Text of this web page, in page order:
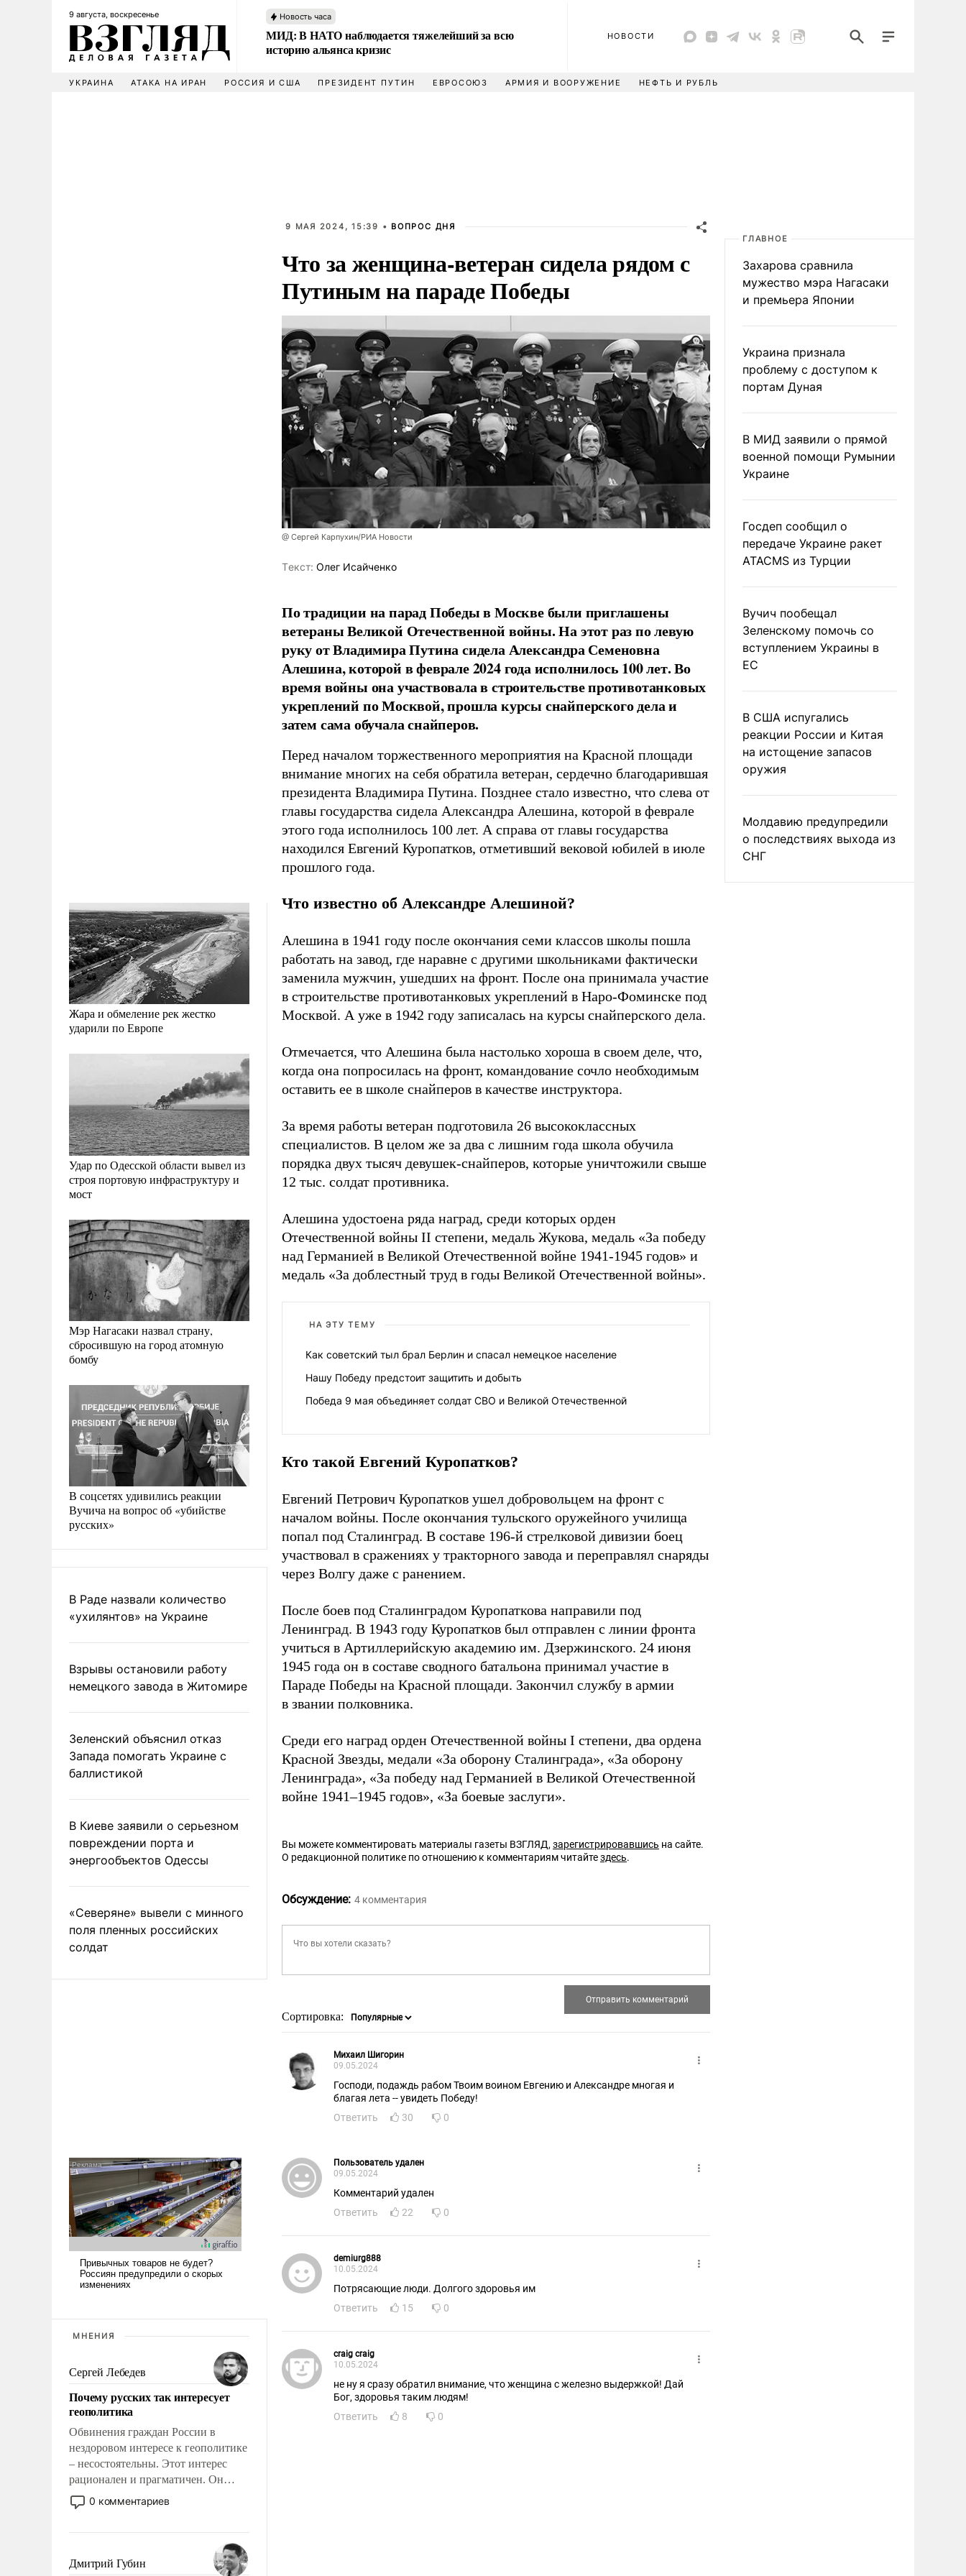
9 августа, воскресенье Новость часа
МИД: В НАТО наблюдается тяжелейший за всю
историю альянса кризис
НОВОСТИ
УКРАИНА АТАКА НА ИРАН РОССИЯ И США ПРЕЗИДЕНТ ПУТИН ЕВРОСОЮЗ АРМИЯ И ВООРУЖЕНИЕ НЕФТЬ И РУБЛЬ
Жара и обмеление рек жестко
ударили по Европе
Удар по Одесской области вывел из
строя портовую инфраструктуру и
мост
Мэр Нагасаки назвал страну,
сбросившую на город атомную
бомбу
В соцсетях удивились реакции
Вучича на вопрос об «убийстве
русских»
В Раде назвали количество
«ухилянтов» на Украине
Взрывы остановили работу
немецкого завода в Житомире
Зеленский объяснил отказ
Запада помогать Украине с
баллистикой
В Киеве заявили о серьезном
повреждении порта и
энергообъектов Одессы
«Северяне» вывели с минного
поля пленных российских
солдат
МНЕНИЯ
Сергей Лебедев
Почему русских так интересует
геополитика
Обвинения граждан России в
нездоровом интересе к геополитике
– несостоятельны. Этот интерес
рационален и прагматичен. Он
обусловлен тысячелетним опытом
выживания в крайне непростых
знанием, что мировая политика
имеет свойство заявляться на порог
0 комментариев
Дмитрий Губин
9 МАЯ 2024, 15:39 • ВОПРОС ДНЯ
Что за женщина-ветеран сидела рядом с
Путиным на параде Победы
@ Сергей Карпухин/РИА Новости
Tекст: Олег Исайченко
По традиции на парад Победы в Москве были приглашены
ветераны Великой Отечественной войны. На этот раз по левую
руку от Владимира Путина сидела Александра Семеновна
Алешина, которой в феврале 2024 года исполнилось 100 лет. Во
время войны она участвовала в строительстве противотанковых
укреплений по Москвой, прошла курсы снайперского дела и
затем сама обучала снайперов.
Перед началом торжественного мероприятия на Красной площади
внимание многих на себя обратила ветеран, сердечно благодарившая
президента Владимира Путина. Позднее стало известно, что слева от
главы государства сидела Александра Алешина, которой в феврале
этого года исполнилось 100 лет. А справа от главы государства
находился Евгений Куропатков, отметивший вековой юбилей в июле
прошлого года.
Что известно об Александре Алешиной?
Алешина в 1941 году после окончания семи классов школы пошла
работать на завод, где наравне с другими школьниками фактически
заменила мужчин, ушедших на фронт. После она принимала участие
в строительстве противотанковых укреплений в Наро-Фоминске под
Москвой. А уже в 1942 году записалась на курсы снайперского дела.
Отмечается, что Алешина была настолько хороша в своем деле, что,
когда она попросилась на фронт, командование сочло необходимым
оставить ее в школе снайперов в качестве инструктора.
За время работы ветеран подготовила 26 высококлассных
специалистов. В целом же за два с лишним года школа обучила
порядка двух тысяч девушек-снайперов, которые уничтожили свыше
12 тыс. солдат противника.
Алешина удостоена ряда наград, среди которых орден
Отечественной войны II степени, медаль Жукова, медаль «За победу
над Германией в Великой Отечественной войне 1941-1945 годов» и
медаль «За доблестный труд в годы Великой Отечественной войны».
НА ЭТУ ТЕМУ
Как советский тыл брал Берлин и спасал немецкое население
Нашу Победу предстоит защитить и добыть
Победа 9 мая объединяет солдат СВО и Великой Отечественной
Кто такой Евгений Куропатков?
Евгений Петрович Куропатков ушел добровольцем на фронт с
началом войны. После окончания тульского оружейного училища
попал под Сталинград. В составе 196-й стрелковой дивизии боец
участвовал в сражениях у тракторного завода и переправлял снаряды
через Волгу даже с ранением.
После боев под Сталинградом Куропаткова направили под
Ленинград. В 1943 году Куропатков был отправлен с линии фронта
учиться в Артиллерийскую академию им. Дзержинского. 24 июня
1945 года он в составе сводного батальона принимал участие в
Параде Победы на Красной площади. Закончил службу в армии
в звании полковника.
Среди его наград орден Отечественной войны I степени, два ордена
Красной Звезды, медали «За оборону Сталинграда», «За оборону
Ленинграда», «За победу над Германией в Великой Отечественной
войне 1941–1945 годов», «За боевые заслуги».
Вы можете комментировать материалы газеты ВЗГЛЯД, зарегистрировавшись на сайте.
О редакционной политике по отношению к комментариям читайтездесь.
Обсуждение: 4 комментария
Сортировка:
Михаил Шигорин
09.05.2024
Господи, подаждь рабом Твоим воином Евгению и Александре многая и
благая лета -- увидеть Победу!
Ответить
30 0
Пользователь удален
09.05.2024
Комментарий удален
Ответить
22 0
demiurg888
10.05.2024
Потрясающие люди. Долгого здоровья им
Ответить
15 0
craig craig
10.05.2024
не ну я сразу обратил внимание, что женщина с железно выдержкой! Дай
Бог, здоровья таким людям!
Ответить
8 0
ГЛАВНОЕ
Захарова сравнила
мужество мэра Нагасаки
и премьера Японии
Украина признала
проблему с доступом к
портам Дуная
В МИД заявили о прямой
военной помощи Румынии
Украине
Госдеп сообщил о
передаче Украине ракет
ATACMS из Турции
Вучич пообещал
Зеленскому помочь со
вступлением Украины в
ЕС
В США испугались
реакции России и Китая
на истощение запасов
оружия
Молдавию предупредили
о последствиях выхода из
СНГ